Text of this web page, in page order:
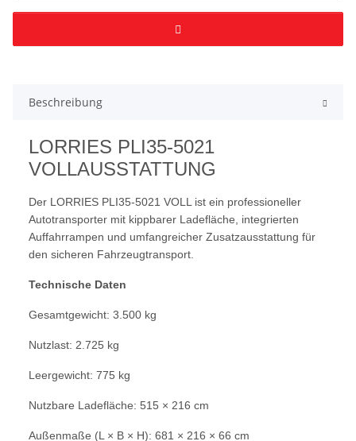
Beschreibung
LORRIES PLI35-5021
VOLLAUSSTATTUNG
Der LORRIES PLI35-5021 VOLL ist ein professioneller
Autotransporter mit kippbarer Ladefläche, integrierten
Auffahrrampen und umfangreicher Zusatzausstattung für
den sicheren Fahrzeugtransport.
Technische Daten
Gesamtgewicht: 3.500 kg
Nutzlast: 2.725 kg
Leergewicht: 775 kg
Nutzbare Ladefläche: 515 × 216 cm
Außenmaße (L × B × H): 681 × 216 × 66 cm